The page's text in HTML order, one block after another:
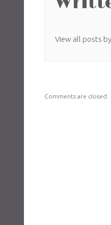
View all posts
Comments are closed.